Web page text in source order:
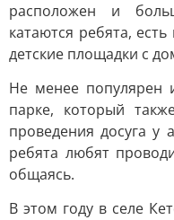
расположен и
катаются ребята,
детские площадки с
Не менее популярен
парке, который
проведения досуга у
ребята любят
общаясь.
В этом году в селе